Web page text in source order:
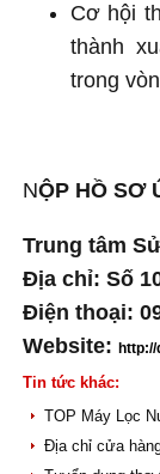
Cơ hội
thành
trong
NỘP HỒ SƠ
Trung tâm
Địa chỉ: Số
Điện thoại:
Website:
Tin tức khác:
TOP Máy Lọc
Địa chỉ cửa